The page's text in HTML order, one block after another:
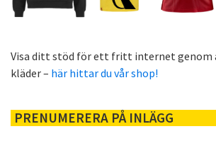
Visa ditt stöd för ett fritt internet genom
kläder – här hittar du vår shop!
PRENUMERERA PÅ INLÄGG